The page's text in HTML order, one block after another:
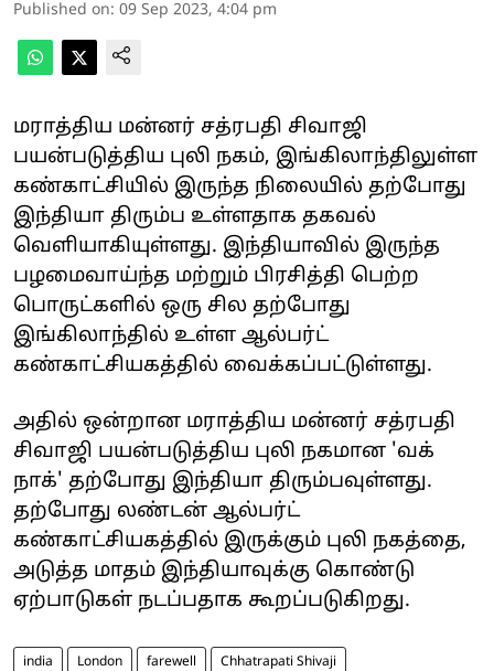
Published on: 09 Sep 2023, 4:04 pm
மராத்திய மன்னர் சத்ரபதி சிவாஜி
பயன்படுத்திய புலி நகம், இங்கிலாந்திலுள்ள
கண்காட்சியில் இருந்த நிலையில் தற்போது
இந்தியா திரும்ப உள்ளதாக தகவல்
வெளியாகியுள்ளது. இந்தியாவில் இருந்த
பழமைவாய்ந்த மற்றும் பிரசித்தி பெற்ற
பொருட்களில் ஒரு சில தற்போது
இங்கிலாந்தில் உள்ள ஆல்பர்ட்
கண்காட்சியகத்தில் வைக்கப்பட்டுள்ளது.
அதில் ஒன்றான மராத்திய மன்னர் சத்ரபதி
சிவாஜி பயன்படுத்திய புலி நகமான 'வக்
நாக்' தற்போது இந்தியா திரும்பவுள்ளது.
தற்போது லண்டன் ஆல்பர்ட்
கண்காட்சியகத்தில் இருக்கும் புலி நகத்தை,
அடுத்த மாதம் இந்தியாவுக்கு கொண்டு
ஏற்பாடுகள் நடப்பதாக கூறப்படுகிறது.
india London farewell Chhatrapati Shivaji